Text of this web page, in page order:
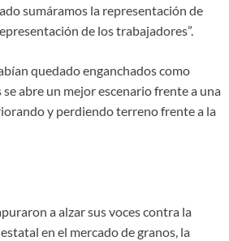
sumáramos la representación de
de los trabajadores”.
quedado enganchados como
abre un mejor escenario frente a una
y perdiendo terreno frente a la
a alzar sus voces contra la
en el mercado de granos, la